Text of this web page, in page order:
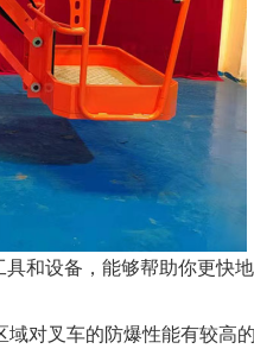
和设备，能够帮助你更快
对叉车的防爆性能有较高